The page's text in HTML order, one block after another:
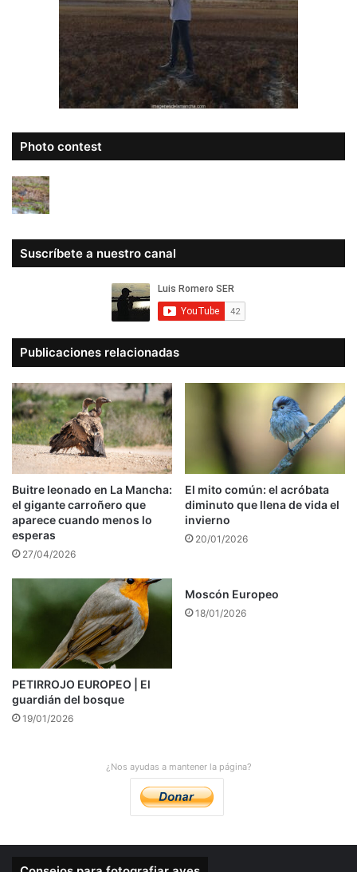
Photo contest
Suscríbete a nuestro canal
Publicaciones relacionadas
Buitre leonado en La Mancha:
el gigante carroñero que
aparece cuando menos lo
esperas
27/04/2026
El mito común: el acróbata
diminuto que llena de vida el
invierno
20/01/2026
PETIRROJO EUROPEO | El
guardián del bosque
19/01/2026
Moscón Europeo
18/01/2026
¿Nos ayudas a mantener la página?